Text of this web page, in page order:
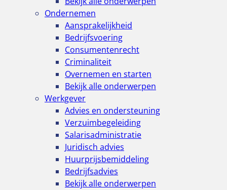
Ondernemen
Aansprakelijkheid
Bedrijfsvoering
Consumentenrecht
Criminaliteit
Overnemen en starten
Bekijk alle onderwerpen
Werkgever
Advies en ondersteuning
Verzuimbegeleiding
Salarisadministratie
Juridisch advies
Huurprijsbemiddeling
Bedrijfsadvies
Bekijk alle onderwerpen